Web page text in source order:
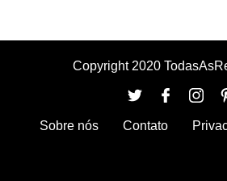
Copyright 2020
Sobre nós Contato